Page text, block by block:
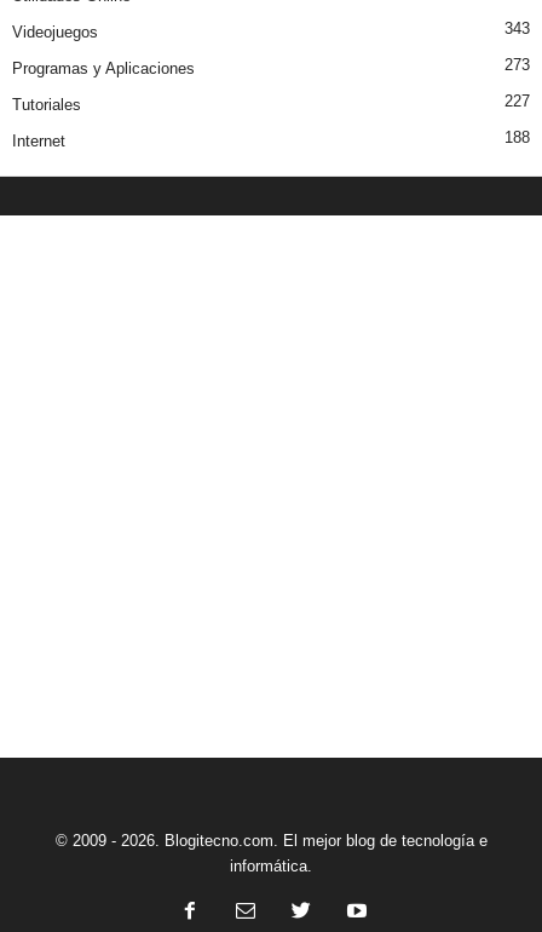
Videojuegos 343
Programas y Aplicaciones 273
Tutoriales 227
Internet 188
© 2009 - 2026. Blogitecno.com. El mejor blog de tecnología e
informática.